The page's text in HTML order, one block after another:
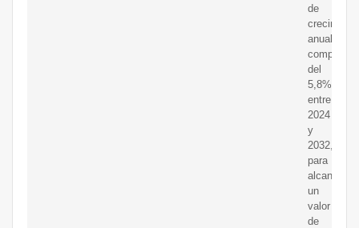
de
anual
compuesta
del
5,8%
entre
2024
y
2032,
para
alcanzar
un
valor
de